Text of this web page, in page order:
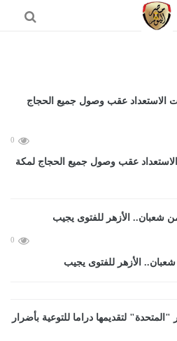
0
عقب وصول جميع الحجاج لمكة
0
الأزهر للفتوى يجيب